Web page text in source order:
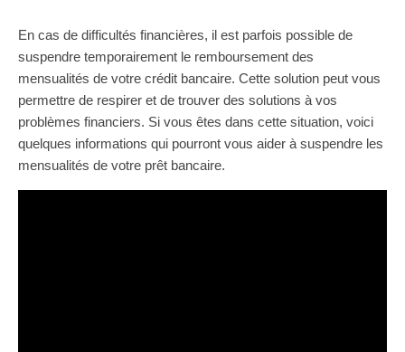
En cas de difficultés financières, il est parfois possible de
suspendre temporairement le remboursement des
mensualités de votre crédit bancaire. Cette solution peut vous
permettre de respirer et de trouver des solutions à vos
problèmes financiers. Si vous êtes dans cette situation, voici
quelques informations qui pourront vous aider à suspendre les
mensualités de votre prêt bancaire.